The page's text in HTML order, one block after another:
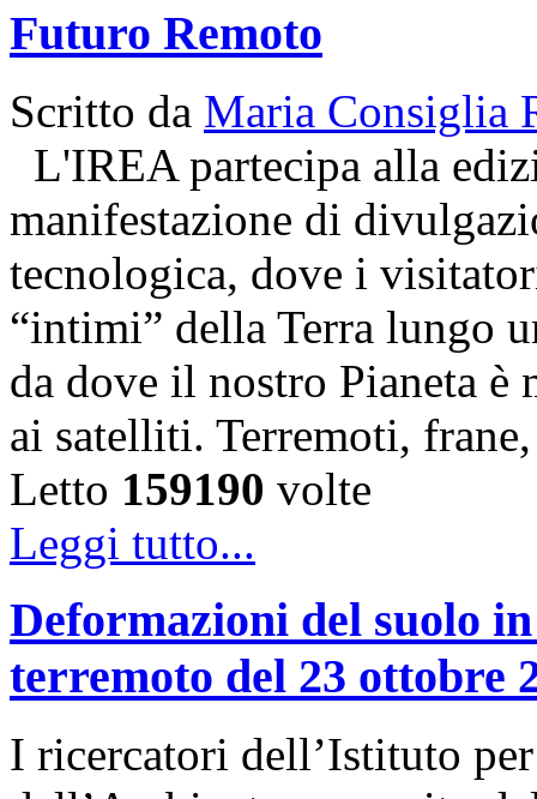
Futuro Remoto
Scritto da Maria Consiglia
L'IREA partecipa alla
manifestazione di
tecnologica, dove i
“intimi” della Terra lungo
da dove il nostro Pianeta è
ai satelliti. Terremoti,
Letto 159190 volte
Leggi tutto...
Deformazioni del suolo
terremoto del 23 ottobre
I ricercatori dell’Istituto